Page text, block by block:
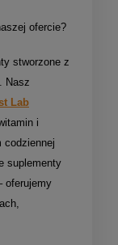
ofercie?
stworzone z
Nasz
Lab
i
codziennej
suplementy
oferujemy